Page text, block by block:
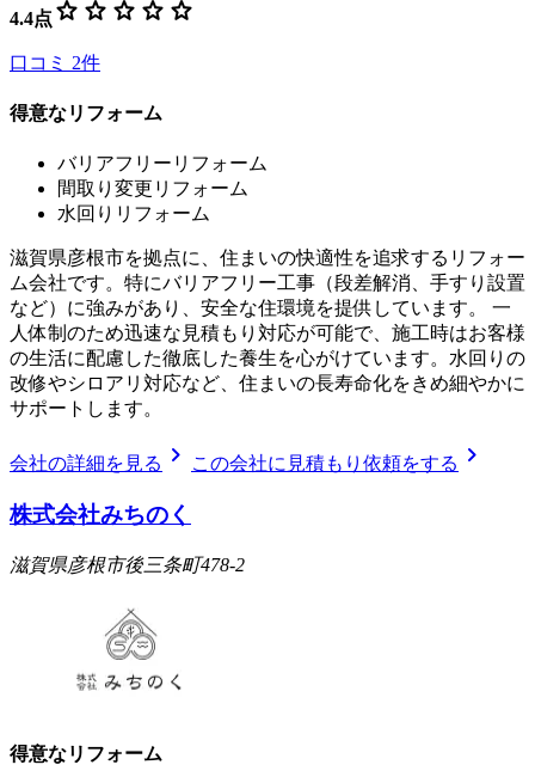
4.4点 star star star star star
口コミ 2件
得意なリフォーム
バリアフリーリフォーム
間取り変更リフォーム
水回りリフォーム
滋賀県彦根市を拠点に、住まいの快適性を追求するリフォー
ム会社です。特にバリアフリー工事（段差解消、手すり設置
など）に強みがあり、安全な住環境を提供しています。 一
人体制のため迅速な見積もり対応が可能で、施工時はお客様
の生活に配慮した徹底した養生を心がけています。水回りの
改修やシロアリ対応など、住まいの長寿命化をきめ細やかに
サポートします。
会社の詳細を見る chevron_right この会社に見積もり依頼をする chevron_right
株式会社みちのく
滋賀県彦根市後三条町478-2
得意なリフォーム